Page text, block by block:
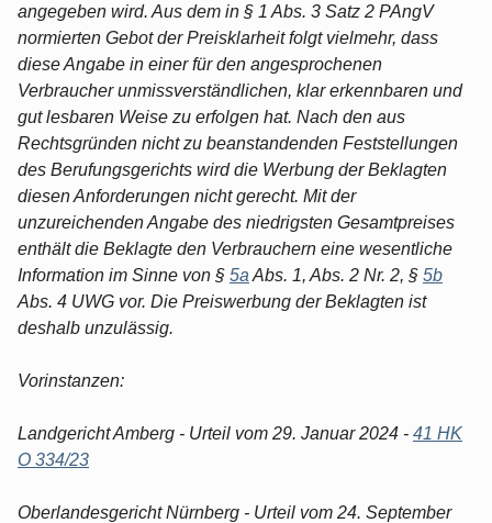
angegeben wird. Aus dem in § 1 Abs. 3 Satz 2 PAngV
normierten Gebot der Preisklarheit folgt vielmehr, dass
diese Angabe in einer für den angesprochenen
Verbraucher unmissverständlichen, klar erkennbaren und
gut lesbaren Weise zu erfolgen hat. Nach den aus
Rechtsgründen nicht zu beanstandenden Feststellungen
des Berufungsgerichts wird die Werbung der Beklagten
diesen Anforderungen nicht gerecht. Mit der
unzureichenden Angabe des niedrigsten Gesamtpreises
enthält die Beklagte den Verbrauchern eine wesentliche
Information im Sinne von § 5a Abs. 1, Abs. 2 Nr. 2, § 5b
Abs. 4 UWG vor. Die Preiswerbung der Beklagten ist
deshalb unzulässig.
Vorinstanzen:
Landgericht Amberg - Urteil vom 29. Januar 2024 - 41 HK
O 334/23
Oberlandesgericht Nürnberg - Urteil vom 24. September